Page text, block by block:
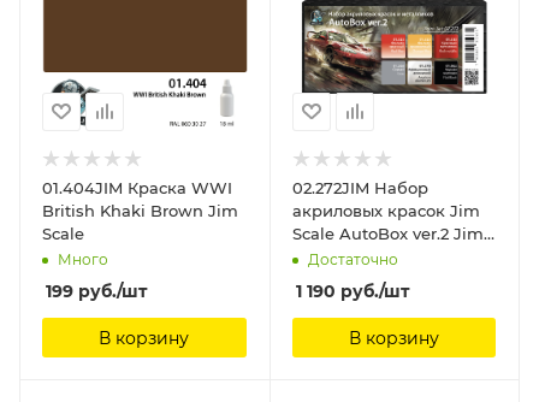
01.404JIM Краска WWI
British Khaki Brown Jim
Scale
Много
199 руб./шт
В корзину
02.272JIM Набор
акриловых красок Jim
Scale AutoBox ver.2 Jim
Scale
Достаточно
1 190 руб./шт
В корзину